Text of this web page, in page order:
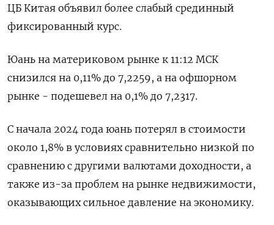
ЦБ Китая объявил более слабый срединный
фиксированный курс.
Юань на материковом рынке к 11:12 МСК
снизился на 0,11% до​ 7,2259​, а на офшорном
рынке - подешевел на 0,1% до 7,2317.
С начала 2024 года юань потерял в стоимости
около 1,8% в условиях сравнительно низкой по
сравнению с другими валютами доходности, а
также из-за проблем на рынке недвижимости,
оказывающих сильное давление на экономику.